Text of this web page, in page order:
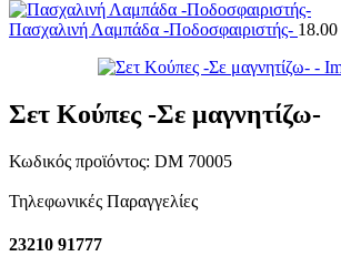
Πασχαλινή Λαμπάδα -Ποδοσφαιριστής- 18.00
Σετ Κούπες -Σε μαγνητίζω-
Κωδικός προϊόντος: DM 70005
Τηλεφωνικές Παραγγελίες
23210 91777